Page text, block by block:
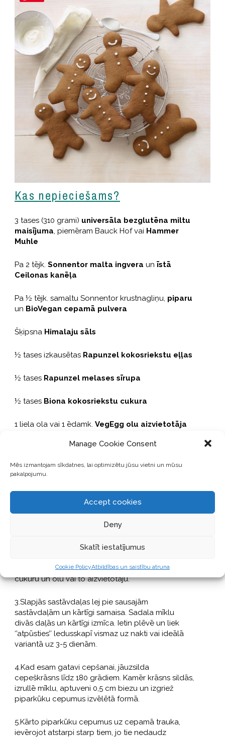
Manage Cookie Consent
Mēs izmantojam sīkdatnes, lai optimizētu jūsu vietni un mūsu
pakalpojumu.
Accept cookies
Deny
Skatīt iestatījumus
Cookie PolicyAtbildības un saistību atruna
Kas nepieciešams?
3 tases (310 grami) universāla bezglutēna miltu
maisījuma, piemēram Bauck Hof vai Hammer
Muhle
Pa 2 tējk. Sonnentor malta ingvera un īstā
Ceilonas kanēļa
Pa ½ tējk. samaltu Sonnentor krustnagliņu, piparu
un BioVegan cepamā pulvera
Šķipsna Himalaju sāls
½ tases izkausētas Rapunzel kokosriekstu eļļas
½ tases Rapunzel melases sīrupa
½ tases Biona kokosriekstu cukura
1 liela ola vai 1 ēdamk. VegEgg olu aizvietotāja
Nutiva kokosriekstu manna
Kas jādara?
1.Bļodā sajauc sausās sastāvdaļas – miltus,
ingveru, kanēli, krustnagliņas, piparus, cepamo
kokosriekstu eļļu un melasi. Pievieno kokosriekstu
cukuru un olu vai to aizvietotāju.
3.Slapjās sastāvdaļas lej pie sausajām
sastāvdaļām un kārtīgi samaisa. Sadala mīklu
divās daļās un kārtīgi izmīca. Ietin plēvē un liek
‘’atpūsties’’ ledusskapī vismaz uz nakti vai ideālā
variantā uz 3-5 dienām.
4.Kad esam gatavi cepšanai, jāuzsilda
cepeškrāsns līdz 180 grādiem. Kamēr krāsns sildās,
izrullē mīklu, aptuveni 0,5 cm biezu un izgriež
piparkūku cepumus izvēlētā formā.
5.Kārto piparkūku cepumus uz cepamā trauka,
ievērojot atstarpi starp tiem, jo tie nedaudz